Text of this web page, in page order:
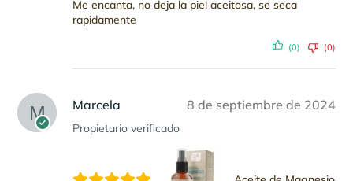
Me encanta, no deja la piel aceitosa, se seca
rapidamente
(0) (0)
Marcela
Propietario verificado
8 de septiembre de 2024